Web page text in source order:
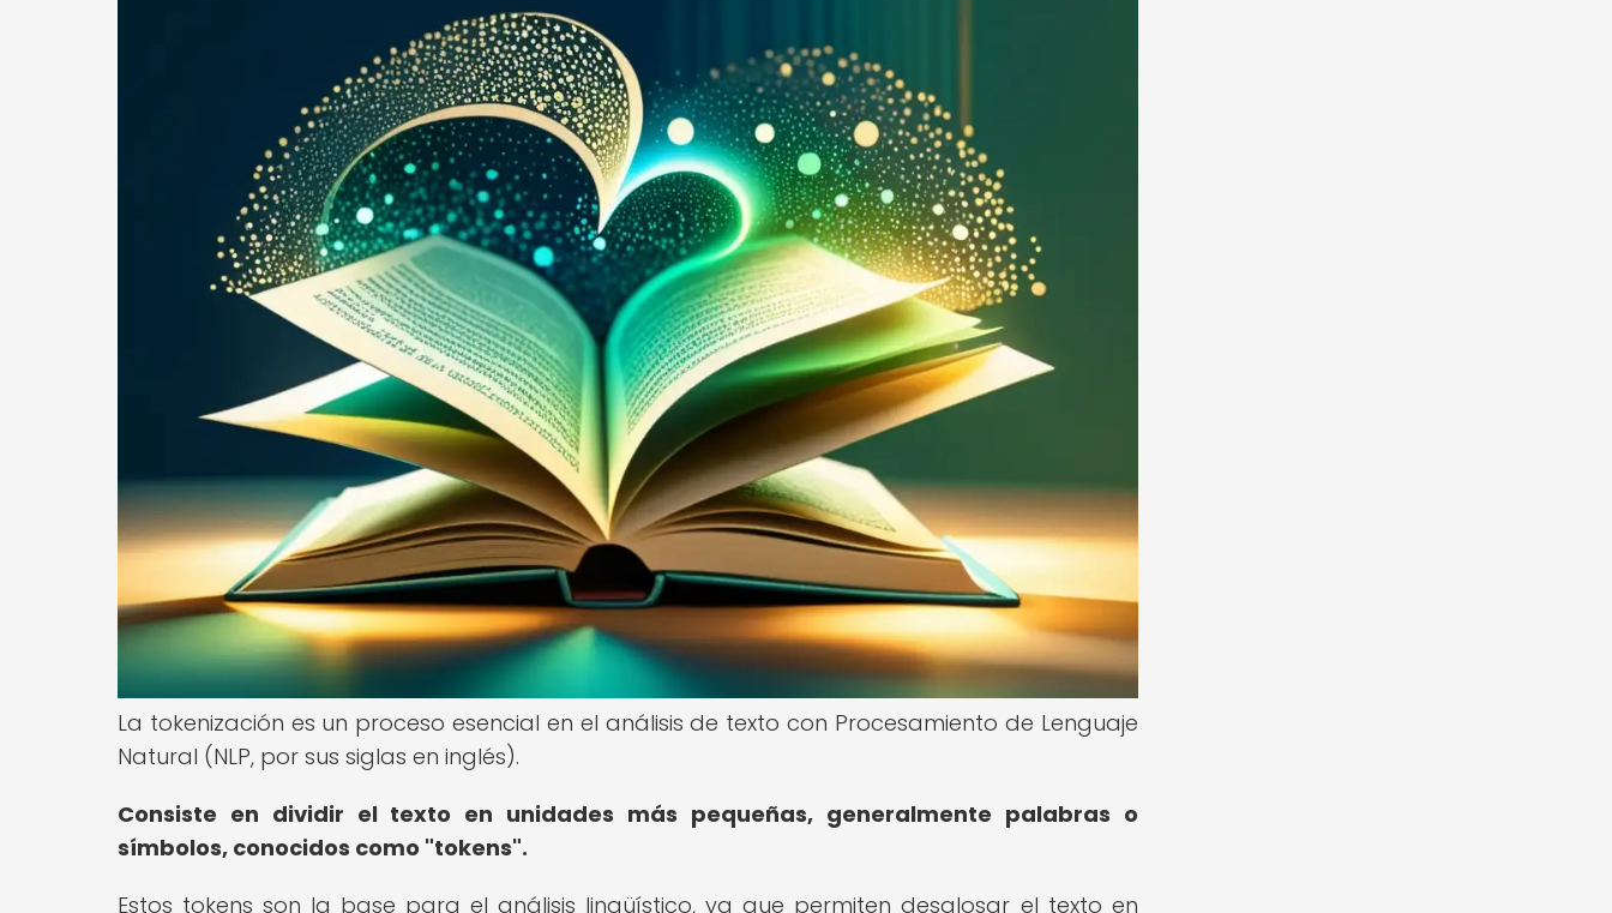
La tokenización es un proceso esencial en el análisis de texto con Procesamiento de Lenguaje
Natural (NLP, por sus siglas en inglés).
Consiste en dividir el texto en unidades más pequeñas, generalmente palabras o
símbolos, conocidos como "tokens".
Estos tokens son la base para el análisis lingüístico, ya que permiten desglosar el texto en